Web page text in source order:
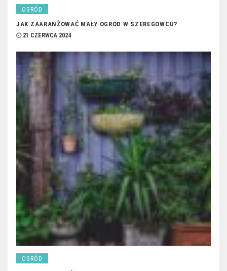
OGRÓD
JAK ZAARANŻOWAĆ MAŁY OGRÓD W SZEREGOWCU?
21 CZERWCA 2024
OGRÓD